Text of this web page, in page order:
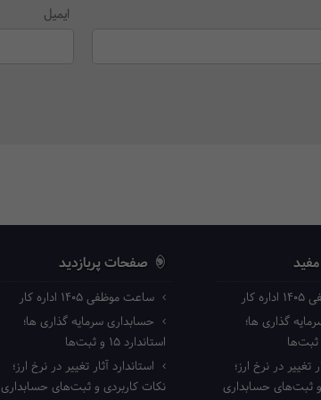
ایمیل
کار
گذاری ها؛
تغییر در نرخ ارز؛
ثبت‌های حسابداری
صفحات پربازدید
ساعت موظفی ۱۴۰۵ اداره کار
حسابداری سرمایه گذاری ها؛
استاندارد ۱۵ و ثبت‌ها
استاندارد آثار تغییر در نرخ ارز؛
نکات کاربردی و ثبت‌های حسابداری